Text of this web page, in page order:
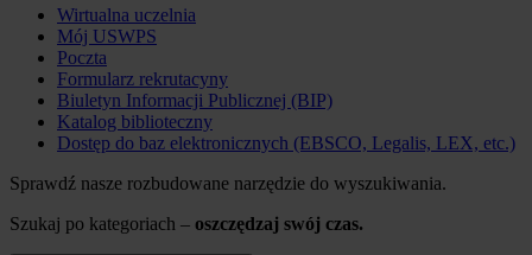
Wirtualna uczelnia
Mój USWPS
Poczta
Formularz rekrutacyny
Biuletyn Informacji Publicznej (BIP)
Katalog biblioteczny
Dostęp do baz elektronicznych (EBSCO, Legalis, LEX, etc.)
Sprawdź nasze rozbudowane narzędzie do wyszukiwania.
Szukaj po kategoriach – oszczędzaj swój czas.